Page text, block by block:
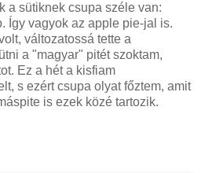
a sütiknek csupa széle van:
Így vagyok az apple pie-jal is.
változatossá tette a
a "magyar" pitét szoktam,
Ez a hét a kisfiam
s ezért csupa olyat főztem, amit
is ezek közé tartozik.